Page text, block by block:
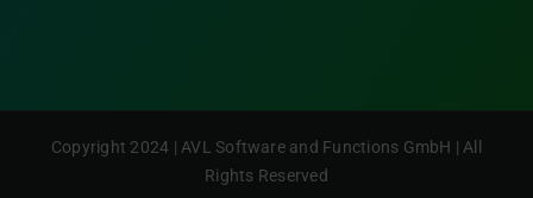
Copyright 2024 | AVL Software and Functions GmbH | All
Rights Reserved